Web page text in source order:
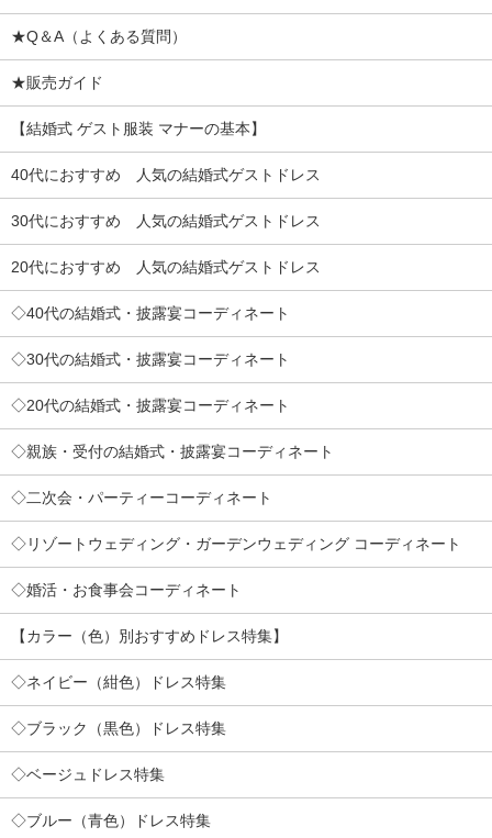
★Q＆A（よくある質問）
★販売ガイド
【結婚式 ゲスト服装 マナーの基本】
40代におすすめ 人気の結婚式ゲストドレス
30代におすすめ 人気の結婚式ゲストドレス
20代におすすめ 人気の結婚式ゲストドレス
◇40代の結婚式・披露宴コーディネート
◇30代の結婚式・披露宴コーディネート
◇20代の結婚式・披露宴コーディネート
◇親族・受付の結婚式・披露宴コーディネート
◇二次会・パーティーコーディネート
◇リゾートウェディング・ガーデンウェディング コーディネート
◇婚活・お食事会コーディネート
【カラー（色）別おすすめドレス特集】
◇ネイビー（紺色）ドレス特集
◇ブラック（黒色）ドレス特集
◇ベージュドレス特集
◇ブルー（青色）ドレス特集